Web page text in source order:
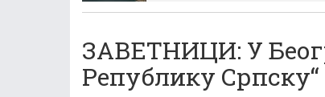
ЗАВЕТНИЦИ: У
Републику Српску“